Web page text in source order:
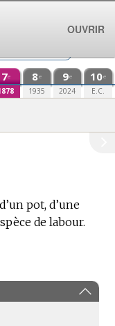
7e 8e
1935
9e
2024
10e
E.C.
pot, d’une
de labour.
OUVRIR